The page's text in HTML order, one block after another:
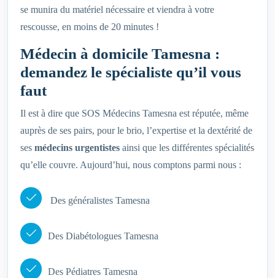
se munira du matériel nécessaire et viendra à votre
rescousse, en moins de 20 minutes !
Médecin à domicile Tamesna :
demandez le spécialiste qu’il vous
faut
Il est à dire que SOS Médecins Tamesna est réputée, même
auprès de ses pairs, pour le brio, l’expertise et la dextérité de
ses médecins urgentistes ainsi que les différentes spécialités
qu’elle couvre. Aujourd’hui, nous comptons parmi nous :
Des généralistes Tamesna
Des Diabétologues Tamesna
Des Pédiatres Tamesna